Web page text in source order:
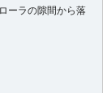
ーラの隙間から落